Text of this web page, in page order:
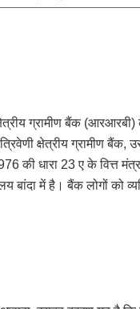
ग्रामीण बैंक
क्षेत्रीय ग्रामीण बैंक,
धारा 23 ए के वित्त
में है। बैंक लोगों को